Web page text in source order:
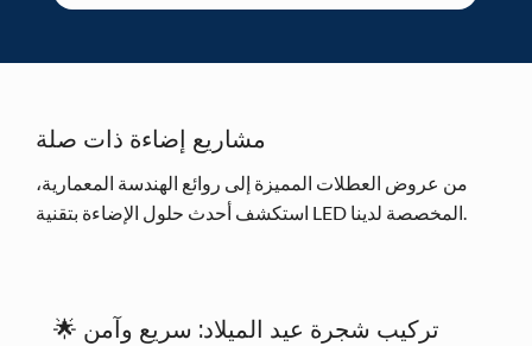
مشاريع إضاءة ذات صلة
من عروض العطلات المميزة إلى روائع الهندسة المعمارية،
استكشف أحدث حلول الإضاءة بتقنية LED المخصصة لدينا.
🌟 تركيب شجرة عيد الميلاد: سريع وآمن